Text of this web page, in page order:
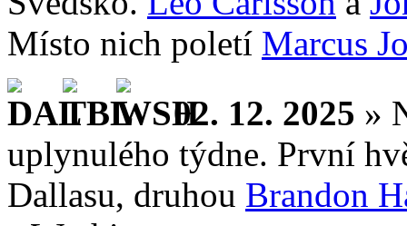
Místo nich poletí Marcus
02. 12. 2025 »
uplynulého týdne. První
Dallasu, druhou Brandon